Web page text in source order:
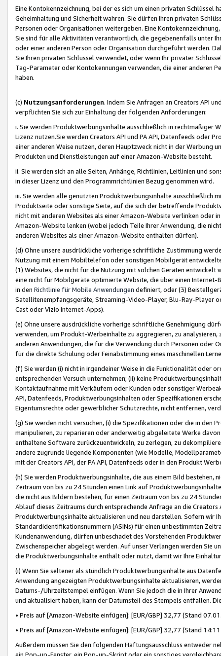
Eine Kontokennzeichnung, bei der es sich um einen privaten
Geheimhaltung und Sicherheit wahren. Sie dürfen Ihren privaten
Personen oder Organisationen weitergeben. Eine
Sie sind für alle Aktivitäten verantwortlich, die gegebenenfalls unter
oder einer anderen Person oder Organisation durchgeführt werden.
Sie Ihren privaten Schlüssel verwendet, oder wenn Ihr privater
Tag-Parameter oder Kontokennungen verwenden, die einer anderen
haben.
(c) Nutzungsanforderungen. Indem Sie Anfragen an Creators API
verpflichten Sie sich zur Einhaltung der folgenden Anforderungen:
i. Sie werden Produktwerbungsinhalte ausschließlich in rechtmäßiger
Lizenz nutzen.Sie werden Creators API und PA API, Datenfeeds oder
einer anderen Weise nutzen, deren Hauptzweck nicht in der Werbung
Produkten und Dienstleistungen auf einer Amazon-Website besteht.
ii. Sie werden sich an alle Seiten, Anhänge, Richtlinien, Leitlinien und
in dieser Lizenz und den Programmrichtlinien Bezug genommen wird.
iii. Sie werden alle genutzten Produktwerbungsinhalte ausschließlich
Produktseite oder sonstige Seite, auf die sich der betreffende
nicht mit anderen Websites als einer Amazon-Website verlinken oder
Amazon-Website lenken (wobei jedoch Teile Ihrer Anwendung, die
anderen Websites als einer Amazon-Website enthalten dürfen).
(d) Ohne unsere ausdrückliche vorherige schriftliche Zustimmung
Nutzung mit einem Mobiltelefon oder sonstigen Mobilgerät
(1) Websites, die nicht für die Nutzung mit solchen Geräten
eine nicht für Mobilgeräte optimierte Website, die über einen
in den Richtlinie für Mobile Anwendungen definiert, oder (3)
Satellitenempfangsgeräte, Streaming-Video-Player, Blu-Ray-Player
Cast oder Vizio Internet-Apps).
(e) Ohne unsere ausdrückliche vorherige schriftliche Genehmigung
verwenden, um Produkt-Werbeinhalte zu aggregieren, zu
anderen Anwendungen, die für die Verwendung durch Personen
für die direkte Schulung oder Feinabstimmung eines maschinellen
(f) Sie werden (i) nicht in irgendeiner Weise in die Funktionalität oder
entsprechenden Versuch unternehmen; (ii) keine
Kontaktaufnahme mit Verkäufern oder Kunden oder sonstiger
API, Datenfeeds, Produktwerbungsinhalten oder Spezifikationen
Eigentumsrechte oder gewerblicher Schutzrechte, nicht entfernen,
(g) Sie werden nicht versuchen, (i) die Spezifikationen oder die in
manipulieren, zu reparieren oder anderweitig abgeleitete Werke
enthaltene Software zurückzuentwickeln, zu zerlegen, zu
andere zugrunde liegende Komponenten (wie Modelle,
mit der Creators API, der PA API, Datenfeeds oder in den Produkt
(h) Sie werden Produktwerbungsinhalte, die aus einem Bild bestehen,
Zeitraum von bis zu 24 Stunden einen Link auf
die nicht aus Bildern bestehen, für einen Zeitraum von bis zu 24
Ablauf dieses Zeitraums durch entsprechende Anfrage an die
Produktwerbungsinhalte aktualisieren und neu darstellen. Sofern wir
Standardidentifikationsnummern (ASINs) für einen unbestimmten
Kundenanwendung, dürfen unbeschadet des Vorstehenden
Zwischenspeicher abgelegt werden. Auf unser Verlangen werden Sie
die Produktwerbungsinhalte enthält oder nutzt, damit wir Ihre
(i) Wenn Sie seltener als stündlich Produktwerbungsinhalte aus
Anwendung angezeigten Produktwerbungsinhalte aktualisieren,
Datums-/Uhrzeitstempel einfügen. Wenn Sie jedoch die in Ihrer
und aktualisiert haben, kann der Datumsteil des Stempels entfallen.
• Preis auf [Amazon-Website einfügen]: [EUR/GBP] 32,77 (Stand
• Preis auf [Amazon-Website einfügen]: [EUR/GBP] 32,77 (Stand
Außerdem müssen Sie den folgenden Haftungsausschluss entweder
ein Pop-up-Fenster, ein Pop-up-Skript oder ein sonstiges